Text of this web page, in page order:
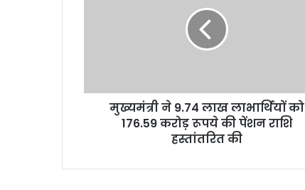
रूपये
की
मुख्यमंत्री ने 9.74 लाख लाभार्थियों को
176.59 करोड़ रूपये की पेंशन राशि
हस्तांतरित की